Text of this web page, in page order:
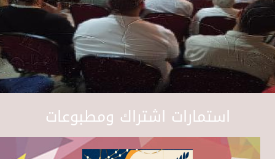
استمارات اشتراك ومطبوعات